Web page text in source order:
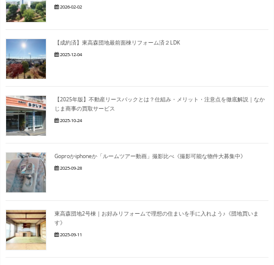
2026-02-02
【成約済】東高森団地最前面棟リフォーム済２LDK
2025-12-04
【2025年版】不動産リースバックとは？仕組み・メリット・注意点を徹底解説｜なか
じま商事の買取サービス
2025-10-24
Goproかiphoneか「ルームツアー動画」撮影比べ《撮影可能な物件大募集中》
2025-09-28
東高森団地2号棟｜お好みリフォームで理想の住まいを手に入れよう♪《団地買いま
す》
2025-09-11